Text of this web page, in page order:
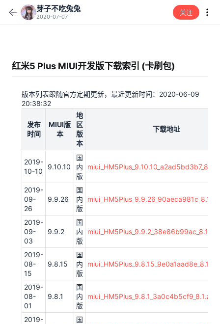
芽子不吃兔兔
2020-07-07
关注
红米5 Plus MIUI开发版下载索引 (卡刷包)
版本列表跟随官方定期更新，最近更新时间：2020-06-09
20:38:32
发布
时间
MIUI版
本
地
区
版
本
下载地址
2019-
10-10
9.10.10
国
内
版
2019-
09-
26
9.9.26
国
内
版
2019-
09-
03
9.9.2
国
内
版
miui_HM5Plus_9.9.2_38e86b99ac_8.1.zip
2019-
08-
15
9.8.15
国
内
版
miui_HM5Plus_9.8.15_9e0a1aad8e_8.1.zip
2019-
08-
01
9.8.1
国
内
版
miui_HM5Plus_9.8.1_3a0c4b5cf9_8.1.zip
2019-
国